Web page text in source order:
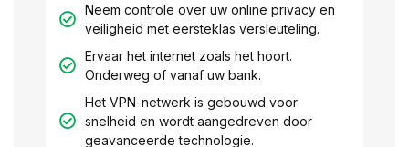
Neem controle over uw online privacy en
veiligheid met eersteklas versleuteling.
Ervaar het internet zoals het hoort.
Onderweg of vanaf uw bank.
Het VPN-netwerk is gebouwd voor
snelheid en wordt aangedreven door
geavanceerde technologie.